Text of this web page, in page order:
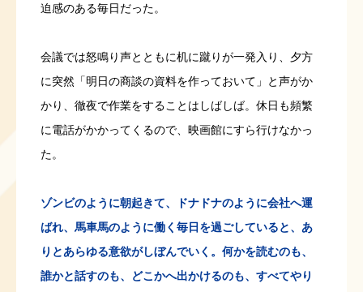
迫感のある毎日だった。
会議では怒鳴り声とともに机に蹴りが一発入り、夕方
に突然「明日の商談の資料を作っておいて」と声がか
かり、徹夜で作業をすることはしばしば。休日も頻繁
に電話がかかってくるので、映画館にすら行けなかっ
た。
ゾンビのように朝起きて、ドナドナのように会社へ運
ばれ、馬車馬のように働く毎日を過ごしていると、あ
りとあらゆる意欲がしぼんでいく。何かを読むのも、
誰かと話すのも、どこかへ出かけるのも、すべてやり